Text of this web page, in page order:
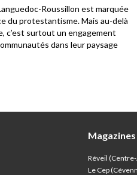
Roussillon est marquée
du protestantisme. Mais au-delà
c’est surtout un engagement
dans leur paysage
Magazines
Réveil
Le Cep